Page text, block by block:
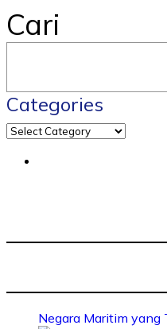
Cari
Categories
Negara Maritim yang